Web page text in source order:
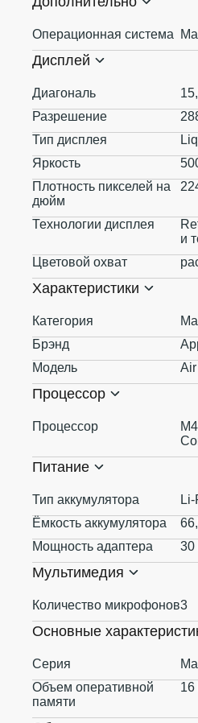
Операционная система
Дисплей
Диагональ
Разрешение
Тип дисплея
Яркость
Плотность пикселей на
дюйм
Технологии дисплея
и
Цветовой охват
Характеристики
Категория
Брэнд
Модель
Процессор
Процессор
Питание
Тип аккумулятора
Li-
Ёмкость аккумулятора
Мощность адаптера
30
Мультимедия
Количество микрофонов3
Основные
Серия
Объем оперативной
памяти
16